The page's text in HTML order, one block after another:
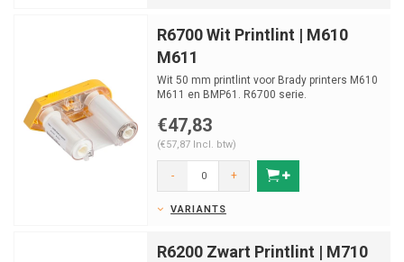
R6700 Wit Printlint | M610
M611
Wit 50 mm printlint voor Brady printers M610
M611 en BMP61. R6700 serie.
€47,83
(€57,87 Incl. btw)
- +
VARIANTS
R6200 Zwart Printlint | M710